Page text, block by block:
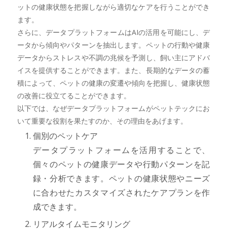
ットの健康状態を把握しながら適切なケアを行うことができ
ます。
さらに、データプラットフォームはAIの活用を可能にし、デ
ータから傾向やパターンを抽出します。ペットの行動や健康
データからストレスや不調の兆候を予測し、飼い主にアドバ
イスを提供することができます。また、長期的なデータの蓄
積によって、ペットの健康の変遷や傾向を把握し、健康状態
の改善に役立てることができます。
以下では、なぜデータプラットフォームがペットテックにお
いて重要な役割を果たすのか、その理由をあげます。
個別のペットケア
データプラットフォームを活用することで、
個々のペットの健康データや行動パターンを記
録・分析できます。ペットの健康状態やニーズ
に合わせたカスタマイズされたケアプランを作
成できます。
リアルタイムモニタリング